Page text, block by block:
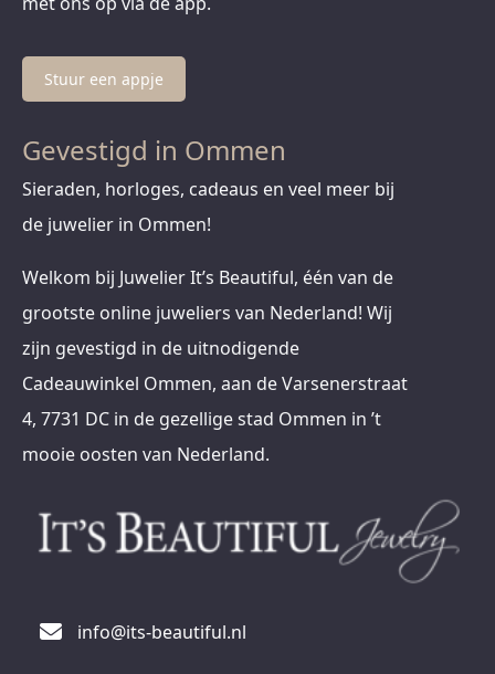
Stuur een appje
Gevestigd in Ommen
Sieraden, horloges, cadeaus en veel meer bij
de juwelier in Ommen!
Welkom bij Juwelier It’s Beautiful, één van de
grootste online juweliers van Nederland! Wij
zijn gevestigd in de uitnodigende
Cadeauwinkel Ommen, aan de Varsenerstraat
4, 7731 DC in de gezellige stad Ommen in ’t
mooie oosten van Nederland.
info@its-beautiful.nl